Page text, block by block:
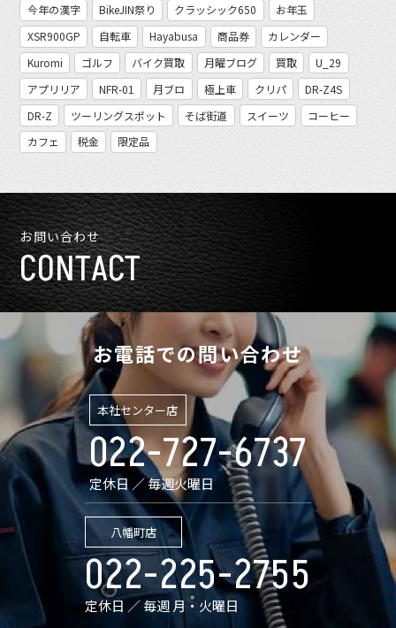
今年の漢字
BikeJIN祭り クラッシック650
お年玉
XSR900GP
自転車 Hayabusa 商品券
カレンダー
Kuromi
ゴルフ バイク買取 月曜ブログ 買取
U_29
アプリリア
NFR-01 月ブロ 極上車 クリパ
DR-Z4S
DR-Z
ツーリングスポット そば街道 スイーツ
コーヒー
カフェ
税金 限定品
お問い合わせ
CONTACT
お電話での問い合わせ
本社センター店
022-727-6737
定休日 ／ 毎週火曜日
八幡町店
022-225-2755
定休日 ／ 毎週 月・火曜日